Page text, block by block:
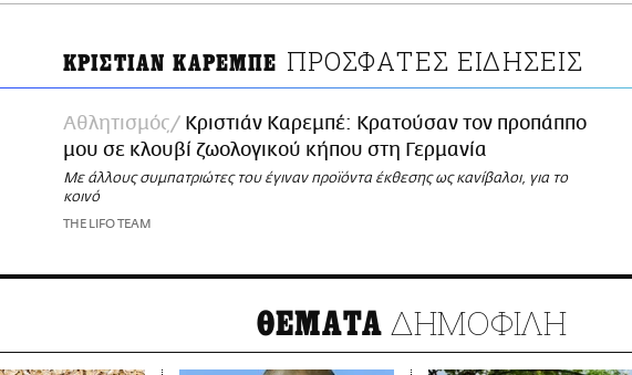
ΚΡΙΣΤΙΑΝ ΚΑΡΕΜΠΕ ΠΡΟΣΦΑΤΕΣ ΕΙΔΗΣΕΙΣ
Αθλητισμός
Κριστιάν Καρεμπέ: Κρατούσαν τον προπάππο
μου σε κλουβί ζωολογικού κήπου στη Γερμανία
Με άλλους συμπατριώτες του έγιναν προϊόντα έκθεσης ως κανίβαλοι, για το
κοινό
THE LIFO TEAM
ΘΕΜΑΤΑ ΔΗΜΟΦΙΛΗ